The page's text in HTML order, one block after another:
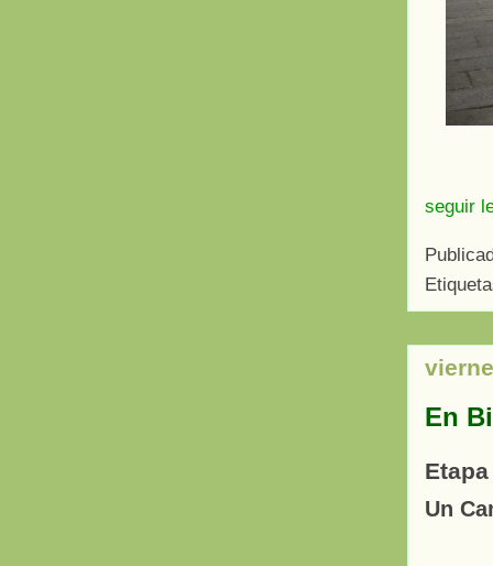
seguir
En
Un